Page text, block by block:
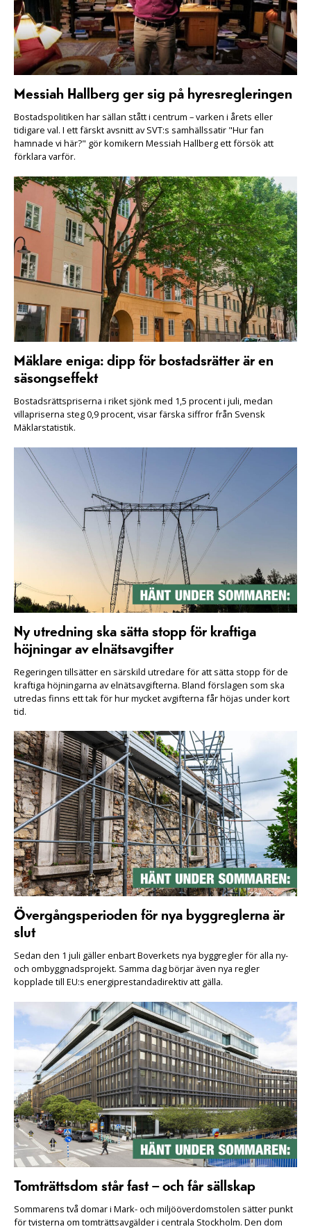
Messiah Hallberg ger sig på hyresregleringen
Bostadspolitiken har sällan stått i centrum – varken i årets eller
tidigare val. I ett färskt avsnitt av SVT:s samhällssatir "Hur fan
hamnade vi här?" gör komikern Messiah Hallberg ett försök att
förklara varför.
Mäklare eniga: dipp för bostadsrätter är en
säsongseffekt
Bostadsrättspriserna i riket sjönk med 1,5 procent i juli, medan
villapriserna steg 0,9 procent, visar färska siffror från Svensk
Mäklarstatistik.
Ny utredning ska sätta stopp för kraftiga
höjningar av elnätsavgifter
Regeringen tillsätter en särskild utredare för att sätta stopp för de
kraftiga höjningarna av elnätsavgifterna. Bland förslagen som ska
utredas finns ett tak för hur mycket avgifterna får höjas under kort
tid.
Övergångsperioden för nya byggreglerna är
slut
Sedan den 1 juli gäller enbart Boverkets nya byggregler för alla ny-
och ombyggnadsprojekt. Samma dag börjar även nya regler
kopplade till EU:s energiprestandadirektiv att gälla.
Tomträttsdom står fast – och får sällskap
Sommarens två domar i Mark- och miljööverdomstolen sätter punkt
för tvisterna om tomträttsavgälder i centrala Stockholm. Den dom